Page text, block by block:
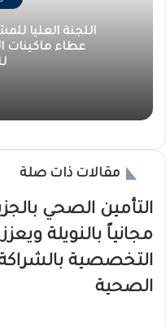
اللجنة العليا
عطاء ماكينات
مقالات ذات صلة
التأمين الصحي
مجانياً بالنويلة
التخصصية
الصحية